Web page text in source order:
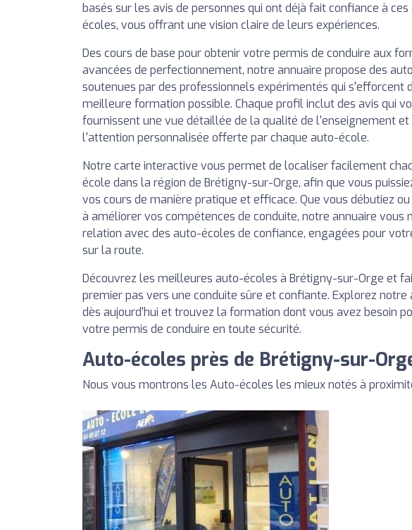
basés sur les avis de personnes qui ont déjà fait confiance à
écoles, vous offrant une vision claire de leurs expériences.
Des cours de base pour obtenir votre permis de conduire aux
avancées de perfectionnement, notre annuaire propose des
soutenues par des professionnels expérimentés qui s'efforcent
meilleure formation possible. Chaque profil inclut des avis qui
fournissent une vue détaillée de la qualité de l'enseignement et
l'attention personnalisée offerte par chaque auto-école.
Notre carte interactive vous permet de localiser facilement
école dans la région de Brétigny-sur-Orge, afin que vous
vos cours de manière pratique et efficace. Que vous débutiez
à améliorer vos compétences de conduite, notre annuaire vous
relation avec des auto-écoles de confiance, engagées pour
sur la route.
Découvrez les meilleures auto-écoles à Brétigny-sur-Orge et
premier pas vers une conduite sûre et confiante. Explorez notre
dès aujourd'hui et trouvez la formation dont vous avez besoin
votre permis de conduire en toute sécurité.
Auto-écoles près de Brétigny-sur-
Nous vous montrons les Auto-écoles les mieux notés à